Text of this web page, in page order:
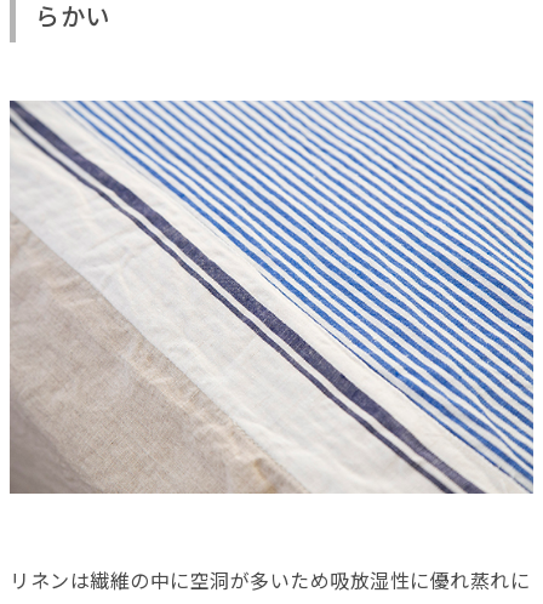
らかい
リネンは繊維の中に空洞が多いため吸放湿性に優れ蒸れに